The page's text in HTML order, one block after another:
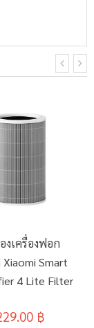
งเครื่องฟอก
Smart
4 Lite Filter
฿